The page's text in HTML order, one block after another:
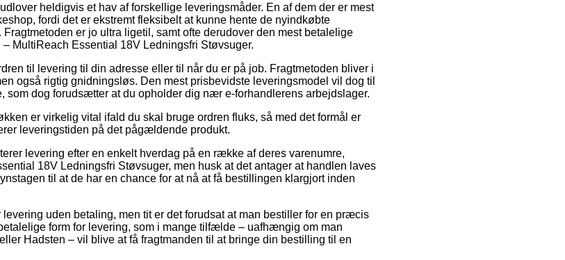
heldigvis et hav af forskellige leveringsmåder. En af dem der er mest
fordi det er ekstremt fleksibelt at kunne hente de nyindkøbte
er jo ultra ligetil, samt ofte derudover den mest betalelige
MultiReach Essential 18V Ledningsfri Støvsuger.
til levering til din adresse eller til når du er på job. Fragtmetoden bliver i
også rigtig gnidningsløs. Den mest prisbevidste leveringsmodel vil dog til
som dog forudsætter at du opholder dig nær e-forhandlerens arbejdslager.
er virkelig vital ifald du skal bruge ordren fluks, så med det formål er
leveringstiden på det pågældende produkt.
levering efter en enkelt hverdag på en række af deres varenumre,
18V Ledningsfri Støvsuger, men husk at det antager at handlen laves
til at de har en chance for at nå at få bestillingen klargjort inden
uden betaling, men tit er det forudsat at man bestiller for en præcis
form for levering, som i mange tilfælde – uafhængig om man
Hadsten – vil blive at få fragtmanden til at bringe din bestilling til en